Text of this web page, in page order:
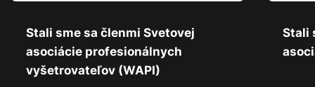
Stali sme sa členmi Svetovej
asociácie profesionálnych
vyšetrovateľov (WAPI)
Stali